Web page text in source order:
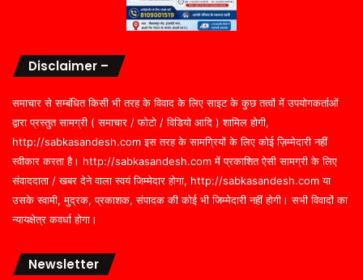
Disclaimer –
समाचार से सम्बंधित किसी भी तरह के विवाद के लिए साइट के कुछ तत्वों में उपयोगकर्ताओं
द्वारा प्रस्तुत सामग्री ( समाचार / फोटो / विडियो आदि ) शामिल होगी,
http://sabkasandesh.com इस तरह के सामग्रियों के लिए कोई ज़िम्मेदारी नहीं
स्वीकार करता है। http://sabkasandesh.com में प्रकाशित ऐसी सामग्री के लिए
संवाददाता / खबर देने वाला स्वयं जिम्मेदार होगा, http://sabkasandesh.com या
उसके स्वामी, मुद्रक, प्रकाशक, संपादक की कोई भी जिम्मेदारी नहीं होगी। सभी विवादों का
न्यायक्षेत्र कवर्धा होगा।
Newsletter